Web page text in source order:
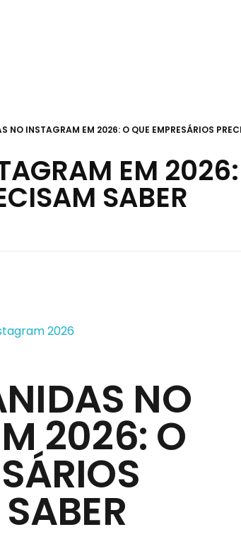
NO INSTAGRAM EM 2026: O QUE EMPRESÁRIOS
EM
SABER
NO
2026: O